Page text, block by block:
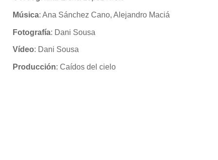
Música: Ana Sánchez Cano, Alejandro Maciá
Fotografía: Dani Sousa
Vídeo: Dani Sousa
Producción: Caídos del cielo